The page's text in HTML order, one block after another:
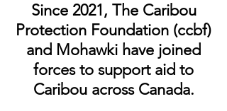
Since 2021, The Caribou
Protection Foundation (ccbf)
and Mohawki have joined
forces to support aid to
Caribou across Canada.